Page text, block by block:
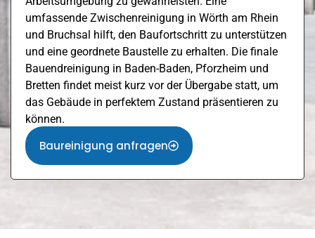
umfassende Zwischenreinigung in Wörth am Rhein
und Bruchsal hilft, den Baufortschritt zu unterstützen
und eine geordnete Baustelle zu erhalten. Die finale
Bauendreinigung in Baden-Baden, Pforzheim und
Bretten findet meist kurz vor der Übergabe statt, um
das Gebäude in perfektem Zustand präsentieren zu
können.
Baureinigung anfragen